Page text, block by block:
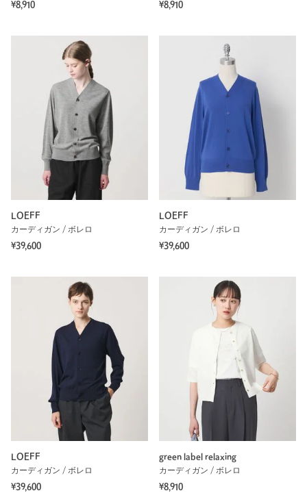
¥8,910
¥8,910
LOEFF
カーディガン / ボレロ
¥39,600
LOEFF
カーディガン / ボレロ
¥39,600
LOEFF
カーディガン / ボレロ
¥39,600
green label relaxing
カーディガン / ボレロ
¥8,910